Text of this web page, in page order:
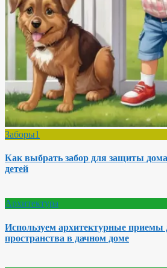
Заборы1
Как выбрать забор для защиты
детей
Архитектура
Используем архитектурные приемы
пространства в дачном доме